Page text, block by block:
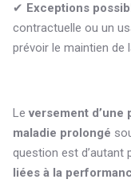
✔ Exceptions
contractuelle ou un
prévoir le maintien de
Leversement d’une
maladie prolongé
question est d’autant
liées à la